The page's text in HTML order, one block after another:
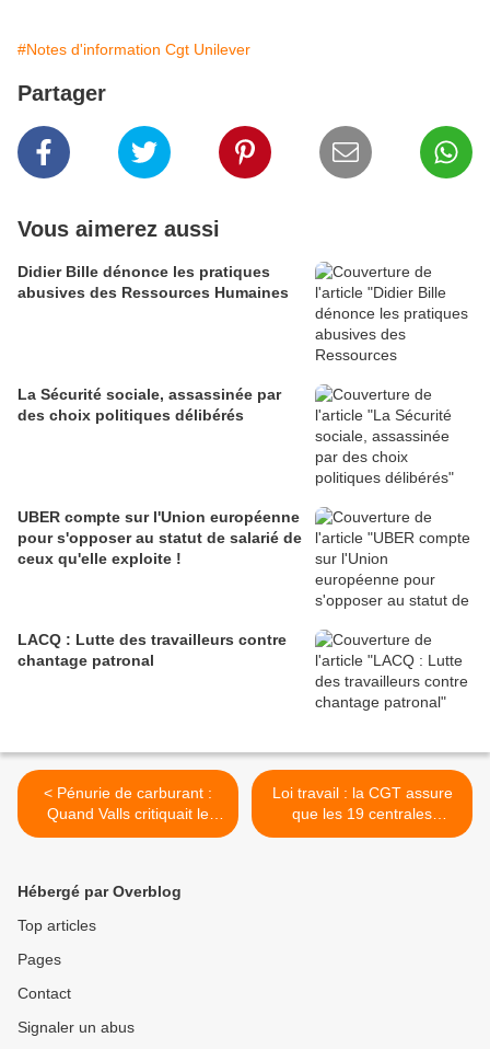
#Notes d'information Cgt Unilever
Partager
Vous aimerez aussi
Didier Bille dénonce les pratiques
abusives des Ressources Humaines
La Sécurité sociale, assassinée par
des choix politiques délibérés
UBER compte sur l'Union européenne
pour s'opposer au statut de salarié de
ceux qu'elle exploite !
LACQ : Lutte des travailleurs contre
chantage patronal
< Pénurie de carburant :
Quand Valls critiquait le
gouvernement FilloN
Loi travail : la CGT assure
que les 19 centrales
nucléaires ont voté la grève
Hébergé par Overblog
Top articles
Pages
Contact
Signaler un abus